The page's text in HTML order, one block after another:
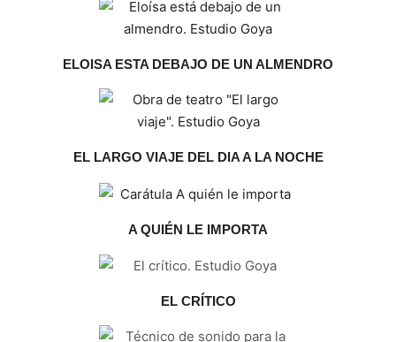
ELOISA ESTA DEBAJO DE UN ALMENDRO
EL LARGO VIAJE DEL DIA A LA NOCHE
A QUIÉN LE IMPORTA
EL CRÍTICO